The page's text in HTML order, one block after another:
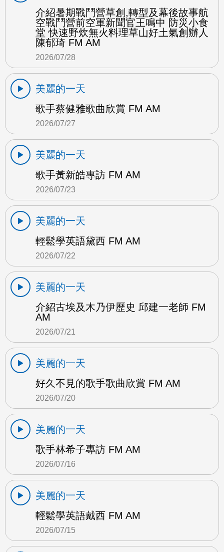
介紹暑期戰鬥營草創,轉型及幕後故事航
空戰鬥營前空軍新聞官王鳴中 防災小食
堂 快速野炊無火料理草山好土氣創辦人
陳郁琦 FM AM
2026/07/28
美麗的一天
歌手蔡健雅歌曲欣賞 FM AM
2026/07/27
美麗的一天
歌手黃新皓專訪 FM AM
2026/07/23
美麗的一天
輕鬆學英語黛西 FM AM
2026/07/22
美麗的一天
介紹古埃及木乃伊歷史 邱建一老師 FM
AM
2026/07/21
美麗的一天
好久不見的歌手歌曲欣賞 FM AM
2026/07/20
美麗的一天
歌手林希子專訪 FM AM
2026/07/16
美麗的一天
輕鬆學英語戴西 FM AM
2026/07/15